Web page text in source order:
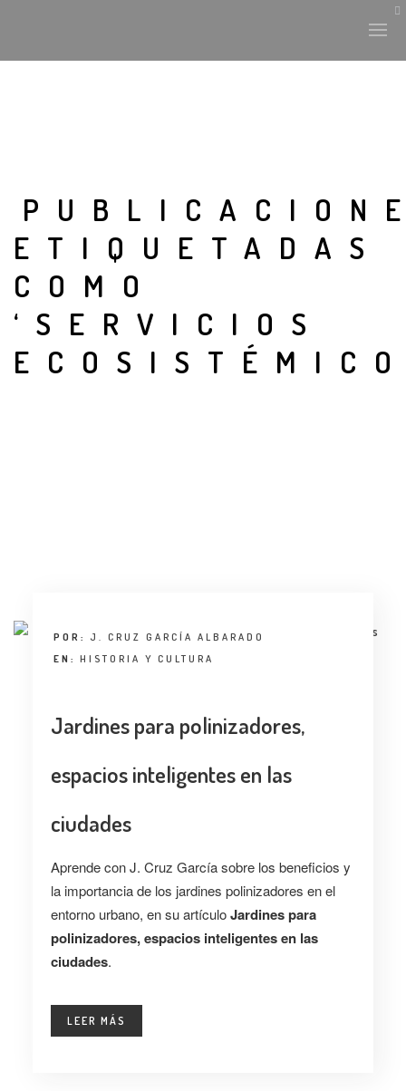
ETIQUETADAS
COMO
‘SERVICIOS
POR: J. CRUZ GARCÍA ALBARADO
EN: HISTORIA Y CULTURA
Jardines para polinizadores,
espacios inteligentes en las
ciudades
Aprende con J. Cruz García sobre los beneficios y
la importancia de los jardines polinizadores en el
entorno urbano, en su artículoJardines para
polinizadores, espacios inteligentes en las
ciudades.
LEER MÁS